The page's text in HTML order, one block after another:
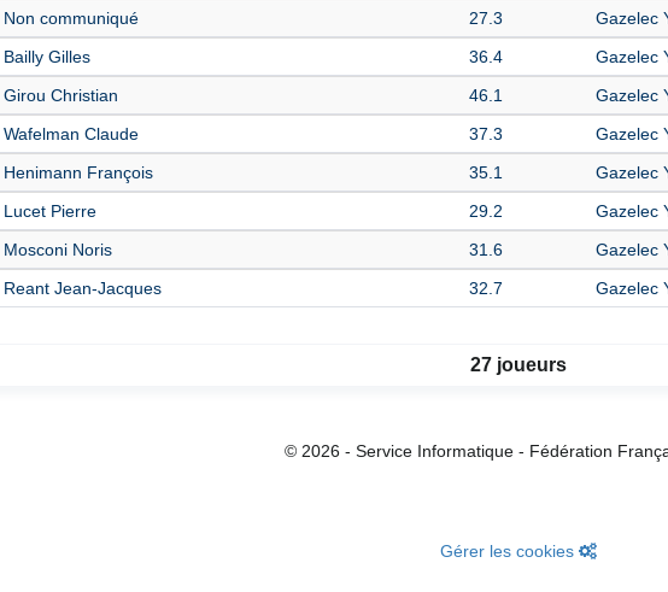
Non communiqué 27.3 Gazelec
Bailly Gilles 36.4 Gazelec
Girou Christian 46.1 Gazelec
Wafelman Claude 37.3 Gazelec
Henimann François 35.1 Gazelec
Lucet Pierre 29.2 Gazelec
Mosconi Noris 31.6 Gazelec
Reant Jean-Jacques 32.7 Gazelec
27 joueurs
© 2026 - Service Informatique - Fédération
Gérer les cookies